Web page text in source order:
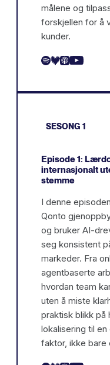
målene og
forskjellen for å
kunder.
SESONG 1
Episode 1:
internasjonalt
stemme
I denne
Qonto
og bruker AI-
seg konsistent
markeder. Fra
agentbaserte
hvordan team
uten å miste
praktisk blikk på
lokalisering til
faktor, ikke